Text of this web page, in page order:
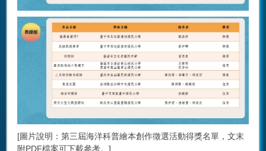
[圖片說明：第三屆海洋科普繪本創作徵選活動得獎名單，文末
附PDF檔案可下載參考。]